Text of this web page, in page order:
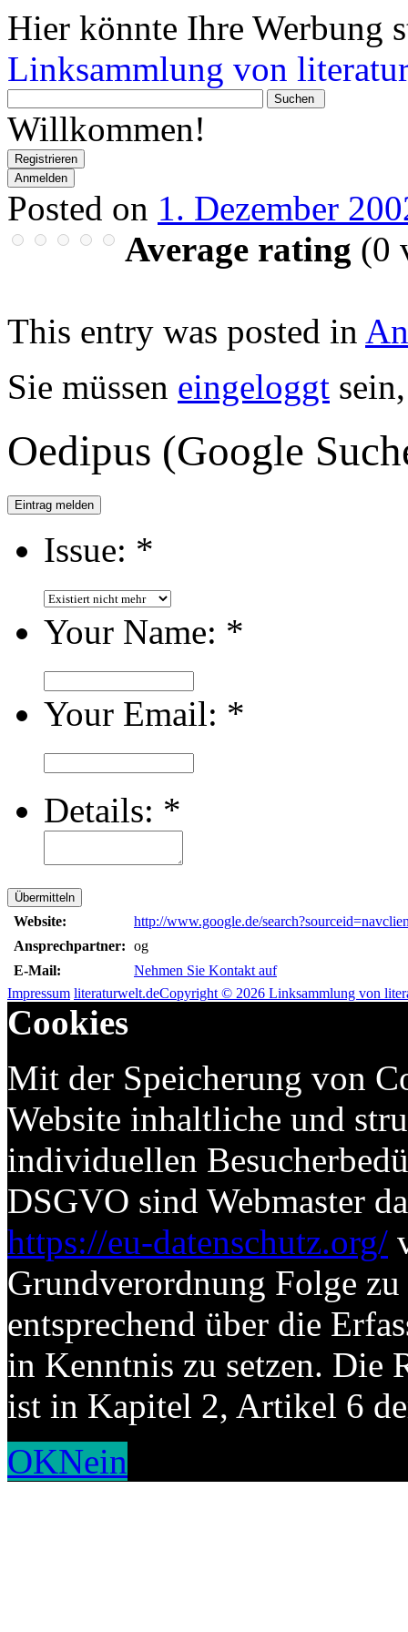
Hier könnte Ihre Werbung
Linksammlung von
suchen
Sie?
Willkommen!
Registrieren
Anmelden
Posted on 1. Dezember
Average rating (0
This entry was posted in
Sie müssen eingeloggt
Oedipus (Google
Eintrag melden
Issue: *
Your Name: *
Your Email: *
Details: *
Übermitteln
Website:
http://www.google.de/
Ansprechpartner: og
E-Mail:
Nehmen Sie Kontakt auf
Impressum literaturwelt.deCopyright © 2026 Linksammlung von
Cookies
Mit der Speicherung von
Website inhaltliche und
individuellen
DSGVO sind Webmaster
https://eu-datenschutz.org/
Grundverordnung Folge
entsprechend über die
in Kenntnis zu setzen. Die
ist in Kapitel 2, Artikel 6
OKNein